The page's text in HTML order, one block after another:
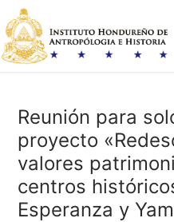
al
contenido
Reunión para
proyecto
valores
centros
Esperanza y